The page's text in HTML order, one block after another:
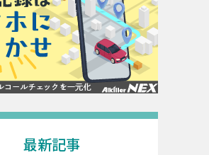
最新記事